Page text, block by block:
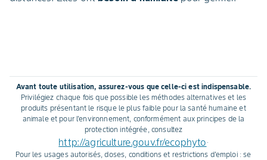
Avant toute utilisation, assurez-vous que celle-ci est indispensable.
Privilégiez chaque fois que possible les méthodes alternatives et les
produits présentant le risque le plus faible pour la santé humaine et
animale et pour l'environnement, conformément aux principes de la
protection intégrée, consultez
http://agriculture.gouv.fr/ecophyto .
Pour les usages autorisés, doses, conditions et restrictions d'emploi : se